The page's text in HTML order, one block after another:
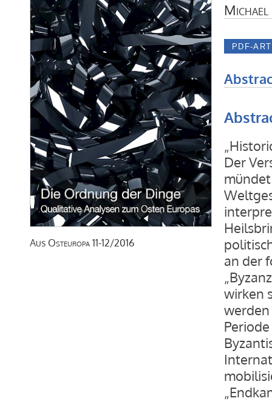
Aus Osteuropa 11-12/2016
Michael
Der
an der
wirken
werden